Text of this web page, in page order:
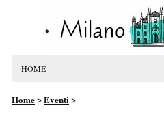
HOME
Home>Eventi>